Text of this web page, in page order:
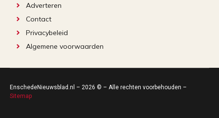
Adverteren
Contact
Privacybeleid
Algemene voorwaarden
EnschedeNieuwsblad.nl – 2026 © – Alle rechten voorbehouden –
Sitemap